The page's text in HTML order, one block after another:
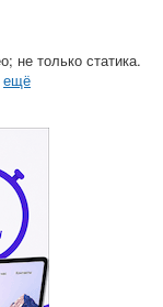
не только статика.
ещё